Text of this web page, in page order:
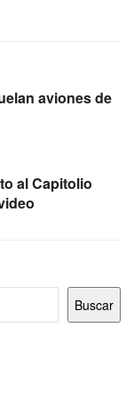
aviones de
al Capitolio
Buscar